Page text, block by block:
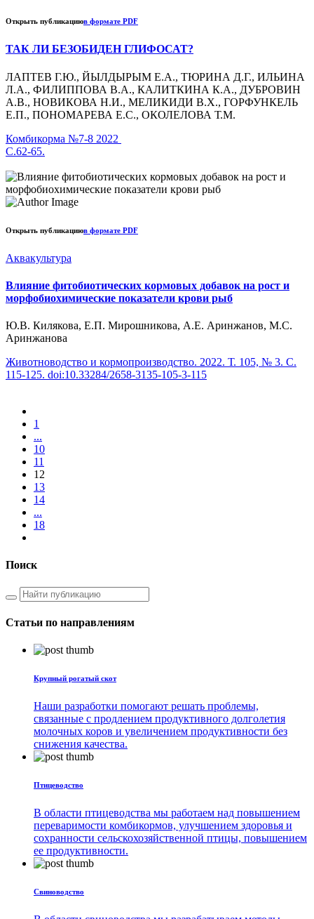
Открыть публикациюв формате PDF
ТАК ЛИ БЕЗОБИДЕН ГЛИФОСАТ?
ЛАПТЕВ Г.Ю., ЙЫЛДЫРЫМ Е.А., ТЮРИНА Д.Г., ИЛЬИНА
Л.А., ФИЛИППОВА В.А., КАЛИТКИНА К.А., ДУБРОВИН
А.В., НОВИКОВА Н.И., МЕЛИКИДИ В.Х., ГОРФУНКЕЛЬ
Е.П., ПОНОМАРЕВА Е.С., ОКОЛЕЛОВА Т.М.
Комбикорма №7-8 2022
С.62-65.
Открыть публикациюв формате PDF
Аквакультура
Влияние фитобиотических кормовых добавок на рост и
морфобиохимические показатели крови рыб
Ю.В. Килякова, Е.П. Мирошникова, А.Е. Аринжанов, М.С.
Аринжанова
Животноводство и кормопроизводство. 2022. Т. 105, № 3. С.
115-125. doi:10.33284/2658-3135-105-3-115
1
...
10
11
12
13
14
...
18
Поиск
Статьи по направлениям
Крупный рогатый скот
Наши разработки помогают решать проблемы,
связанные с продлением продуктивного долголетия
молочных коров и увеличением продуктивности без
снижения качества.
Птицеводство
В области птицеводства мы работаем над повышением
переваримости комбикормов, улучшением здоровья и
сохранности сельскохозяйственной птицы, повышением
ее продуктивности.
Свиноводство